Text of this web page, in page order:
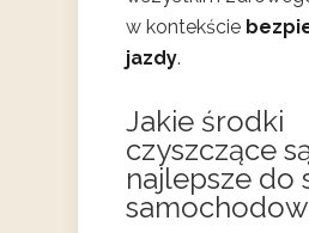
w kontekście
jazdy.
Jakie środki
czyszczące
najlepsze do